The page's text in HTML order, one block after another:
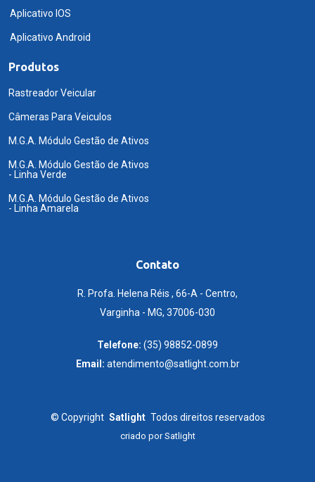
Aplicativo IOS
Aplicativo Android
Produtos
Rastreador Veicular
Câmeras Para Veiculos
M.G.A. Módulo Gestão de Ativos
M.G.A. Módulo Gestão de Ativos
- Linha Verde
M.G.A. Módulo Gestão de Ativos
- Linha Amarela
Contato
R. Profa. Helena Réis , 66-A - Centro,
Varginha - MG, 37006-030
Telefone: (35) 98852-0899
Email: atendimento@satlight.com.br
© Copyright Satlight Todos direitos reservados
criado porSatlight